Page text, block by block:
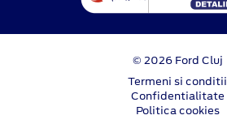
© 2026 Ford Cluj
Termeni si conditii
Confidentialitate
Politica cookies